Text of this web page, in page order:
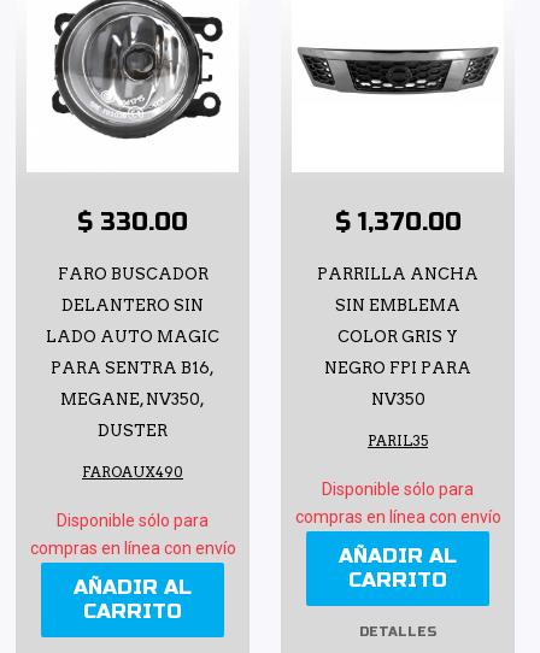
$ 330.00
FARO BUSCADOR
DELANTERO SIN
LADO AUTO MAGIC
PARA SENTRA B16,
MEGANE, NV350,
DUSTER
FAROAUX490
Disponible sólo para
compras en línea con envío
AÑADIR AL
CARRITO
$ 1,370.00
PARRILLA ANCHA
SIN EMBLEMA
COLOR GRIS Y
NEGRO FPI PARA
NV350
PARIL35
Disponible sólo para
compras en línea con envío
AÑADIR AL
CARRITO
DETALLES